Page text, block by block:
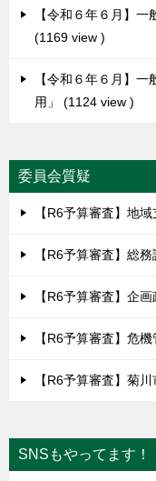
【令和６年６月】
1169 view
【令和６年６月】
用」
1124 view
委員会質疑
【R6予算審査】地
【R6予算審査】総
【R6予算審査】企
【R6予算審査】危
【R6予算審査】菊
SNSもやってます！